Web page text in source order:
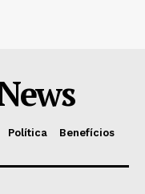
Política
Benefícios